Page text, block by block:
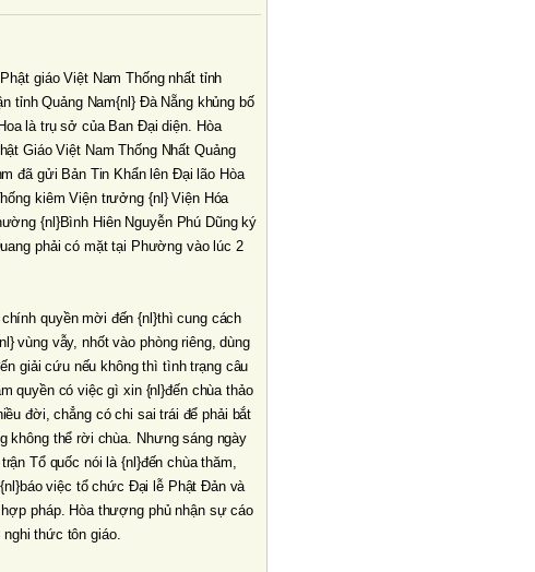
giáo Việt Nam Thống nhất tỉnh
tỉnh Quảng Nam{nl} Ðà Nẵng khủng bố
là trụ sở của Ban Ðại diện. Hòa
Giáo Việt Nam Thống Nhất Quảng
đã gửi Bản Tin Khẩn lên Ðại lão Hòa
kiêm Viện trưởng {nl} Viện Hóa
{nl}Bình Hiên Nguyễn Phú Dũng ký
phải có mặt tại Phường vào lúc 2
quyền mời đến {nl}thì cung cách
vùng vẫy, nhốt vào phòng riêng, dùng
giải cứu nếu không thì tình trạng câu
quyền có việc gì xin {nl}đến chùa thảo
đời, chẳng có chi sai trái để phải bắt
không thể rời chùa. Nhưng sáng ngày
Tổ quốc nói là {nl}đến chùa thăm,
việc tổ chức Ðại lễ Phật Ðản và
pháp. Hòa thượng phủ nhận sự cáo
thức tôn giáo.